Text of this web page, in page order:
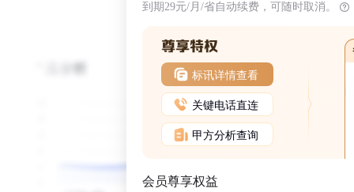
到期29元/月/省自动续费，可随时取消。
标讯详情查看
关键电话直连
甲方分析查询
会员尊享权益